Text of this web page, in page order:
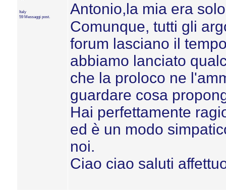
Italy
59 Messaggi post.
Antonio,la mia era
Comunque, tutti gli
forum lasciano il
abbiamo lanciato
che la proloco ne
guardare cosa
Hai perfettamente
ed è un modo
noi.
Ciao ciao saluti